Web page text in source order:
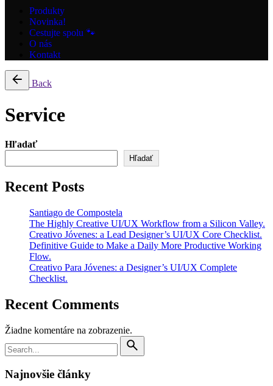
Produkty
Novinka!
Cestujte spolu 🐾
O nás
Kontakt
Back
Service
Hľadať
Hľadať
Recent Posts
Santiago de Compostela
The Highly Creative UI/UX Workflow from a Silicon Valley.
Creativo Jóvenes: a Lead Designer’s UI/UX Core Checklist.
Definitive Guide to Make a Daily More Productive Working
Flow.
Creativo Para Jóvenes: a Designer’s UI/UX Complete
Checklist.
Recent Comments
Žiadne komentáre na zobrazenie.
for
Najnovšie články